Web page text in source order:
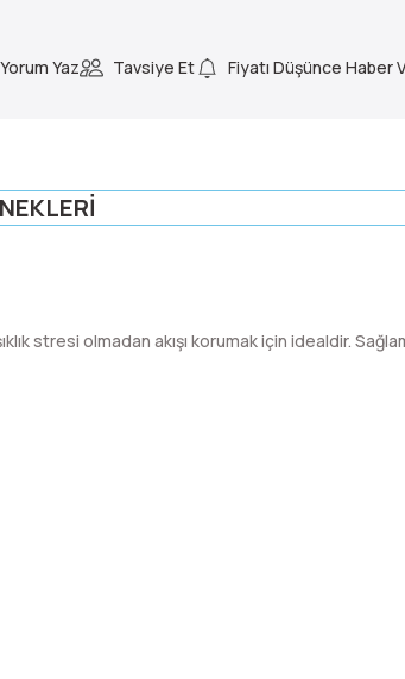
Yorum Yaz Tavsiye Et Fiyatı Düşünce Haber
stresi olmadan akışı korumak için idealdir.